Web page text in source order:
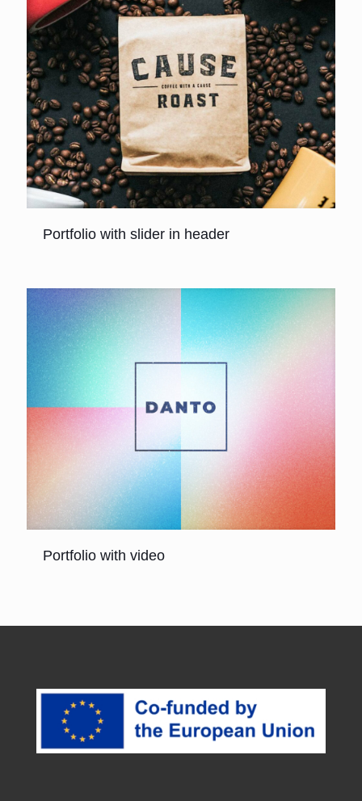
Portfolio with slider in header
Portfolio with video